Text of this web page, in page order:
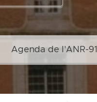
Agenda de l'ANR-91